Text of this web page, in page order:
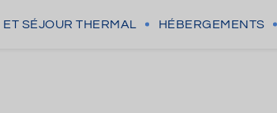
ET SÉJOUR THERMAL HÉBERGEMENTS